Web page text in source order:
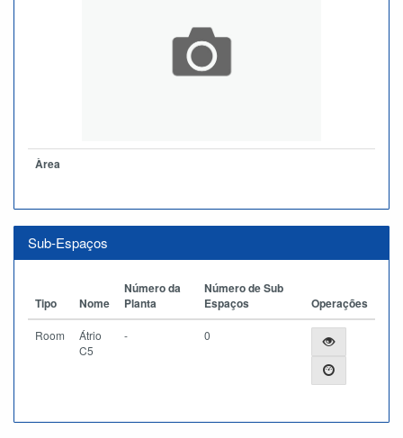
Àrea
Sub-Espaços
Tipo Nome
Número da
Planta
Número de Sub
Espaços
Operações
Room
Átrio
C5
- 0